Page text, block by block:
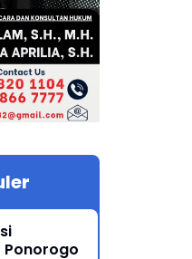
Ponorogo